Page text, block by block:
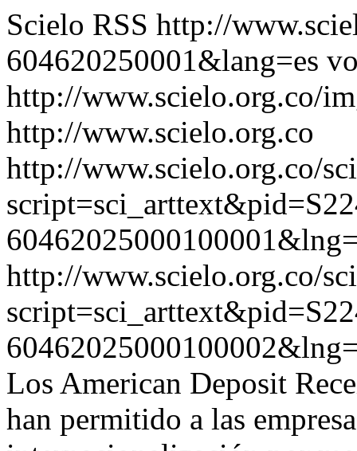
Scielo RSS http://
604620250001&lang=es
http://www.scielo.org.co/
http://www.scielo.org.co
http://www.scielo.org.co/
http://www.scielo.org.co/
Los American Deposit
han permitido a las